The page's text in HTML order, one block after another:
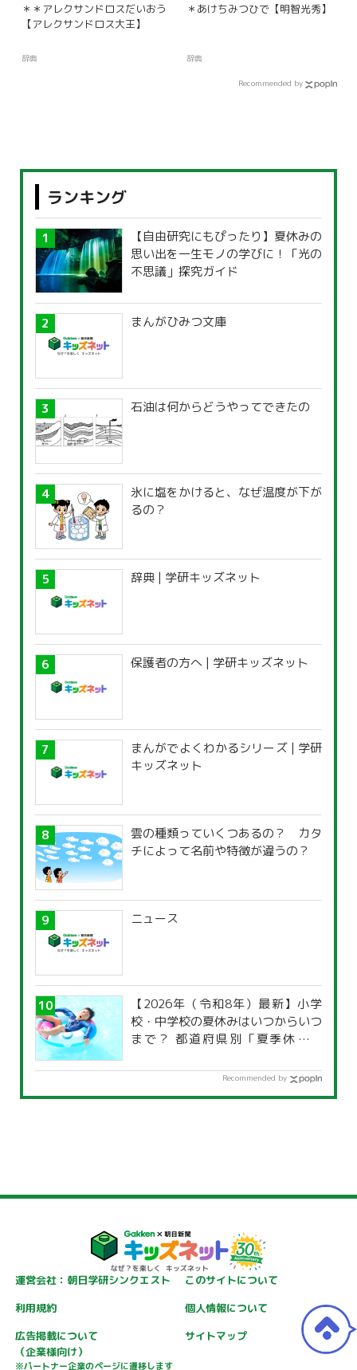
＊＊アレクサンドロスだいおう
【アレクサンドロス大王】
辞典
＊あけちみつひで【明智光秀】
辞典
Recommended by
ランキング
【自由研究にもぴったり】夏休みの
思い出を一生モノの学びに！「光の
不思議」探究ガイド
まんがひみつ文庫
石油は何からどうやってできたの
氷に塩をかけると、なぜ温度が下が
るの？
辞典 | 学研キッズネット
保護者の方へ | 学研キッズネット
まんがでよくわかるシリーズ | 学研
キッズネット
雲の種類っていくつあるの？ カタ
チによって名前や特徴が違うの？
ニュース
【2026年（令和8年）最新】小学
校・中学校の夏休みはいつからいつ
まで？ 都道府県別「夏季休暇一
Recommended by
運営会社：朝日学研シンクエスト
このサイトについて
利用規約
個人情報について
広告掲載について
（企業様向け）
※パートナー企業のページに遷移します
サイトマップ